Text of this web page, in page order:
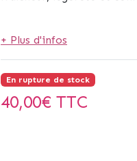
+ Plus d'infos
En rupture de stock
40,00€ TTC